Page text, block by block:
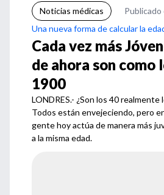
Noticias médicas
Publicado
Una nueva forma de calcular la
Cada vez más
de ahora son como
1900
LONDRES.- ¿Son los 40 realmente
Todos están envejeciendo, pero
gente hoy actúa de manera más
a la misma edad.